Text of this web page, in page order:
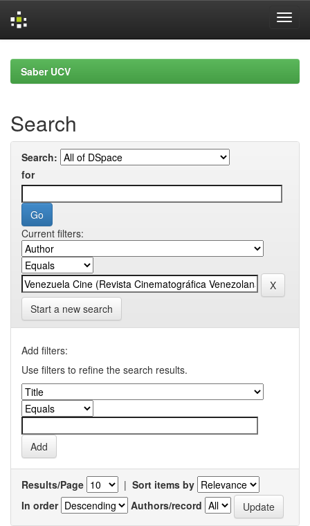
navigationSaber UCV
Search
Search:
for
Current filters:
Start a new search
Add filters:
Use filters to refine the search results.
Results/Page | Sort items by
In order
Authors/record